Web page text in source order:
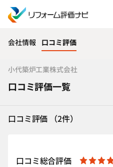
会社情報 口コミ評価
小代築炉工業株式会社
口コミ評価一覧
口コミ評価 （2件）
口コミ総合評価